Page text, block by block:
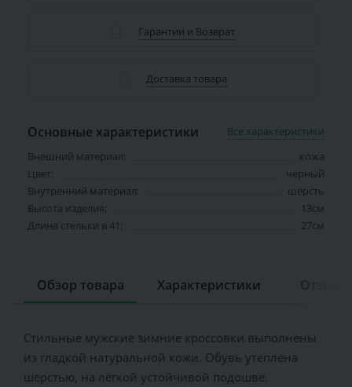
Гарантии и Возврат
Доставка товара
Основные характеристики
Все характеристики
Внешний материал:
кожа
Цвет:
черный
Внутренний материал:
шерсть
Высота изделия:
13см
Длина стельки в 41:
27см
Обзор товара Характеристики
Стильные мужские зимние кроссовки выполнены
из гладкой натуральной кожи. Обувь утеплена
шерстью, на лёгкой устойчивой подошве.